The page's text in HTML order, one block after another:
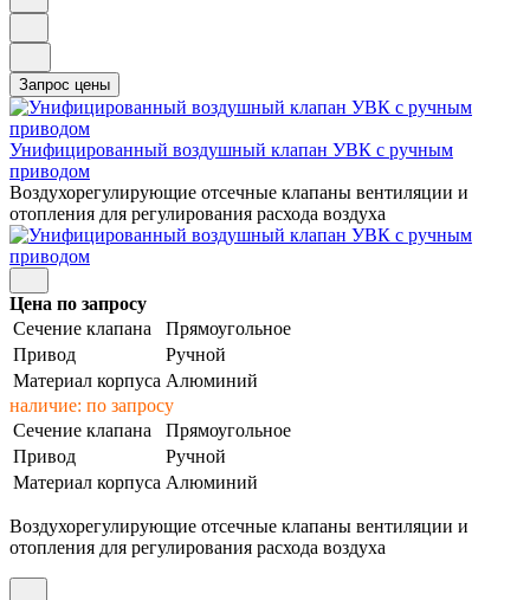
Унифицированный воздушный клапан УВК с ручным
приводом
Воздухорегулирующие отсечные клапаны вентиляции и
отопления для регулирования расхода воздуха
Цена по запросу
Сечение клапана
Прямоугольное
Привод
Ручной
Материал корпуса Алюминий
наличие: по запросу
Сечение клапана
Прямоугольное
Привод
Ручной
Материал корпуса Алюминий
Воздухорегулирующие отсечные клапаны вентиляции и
отопления для регулирования расхода воздуха